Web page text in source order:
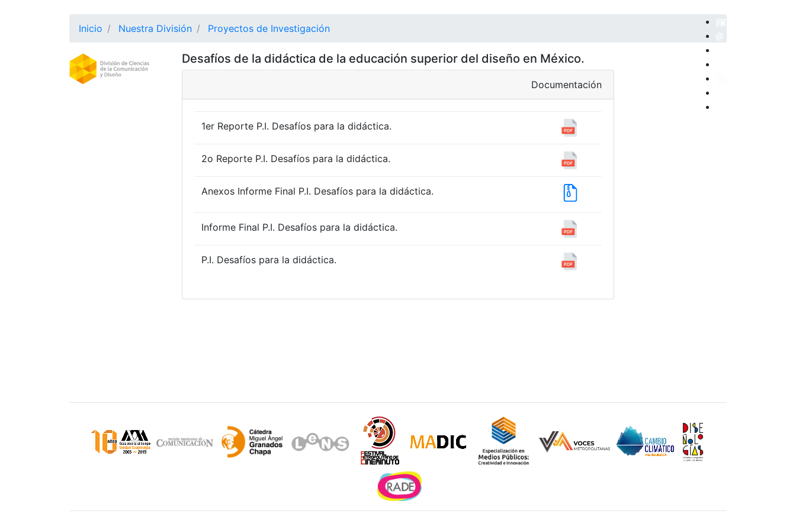
DIVISION(CURRENT)OFERTA EDUCATIVA DEPARTAMENTOS REPOSITORIO
Inicio Nuestra División Proyectos de Investigación
Desafíos de la didáctica de la educación superior del diseño en México.
Documentación
1er Reporte P.I. Desafíos para la didáctica.
2o Reporte P.I. Desafíos para la didáctica.
Anexos Informe Final P.I. Desafíos para la didáctica.
Informe Final P.I. Desafíos para la didáctica.
P.I. Desafíos para la didáctica.